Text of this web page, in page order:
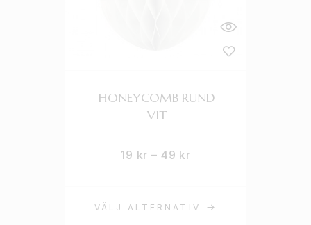
VÄLJ ALTERNATIV
HONEYCOMB RUND
VIT
19 kr – 49 kr